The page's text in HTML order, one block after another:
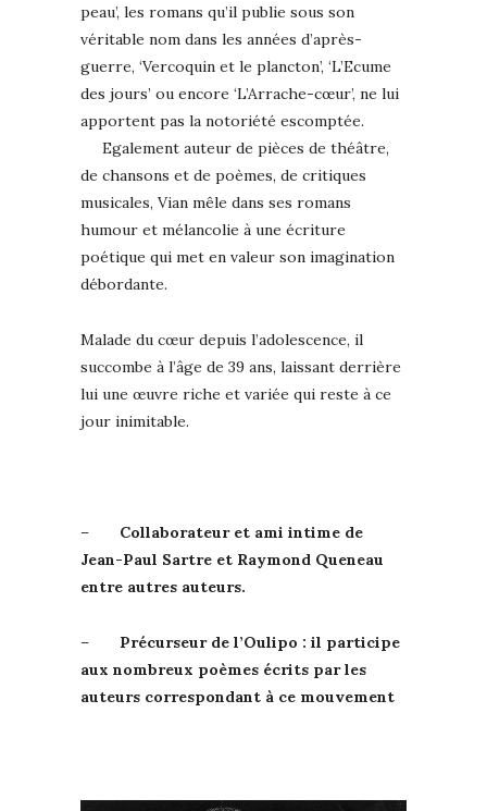
peau’, les romans qu’il publie sous son
véritable nom dans les années d’après-
guerre, ‘Vercoquin et le plancton’, ‘L’Ecume
des jours’ ou encore ‘L’Arrache-cœur’, ne lui
apportent pas la notoriété escomptée.
Egalement auteur de pièces de théâtre,
de chansons et de poèmes, de critiques
musicales, Vian mêle dans ses romans
humour et mélancolie à une écriture
poétique qui met en valeur son imagination
débordante.
Malade du cœur depuis l’adolescence, il
succombe à l’âge de 39 ans, laissant derrière
lui une œuvre riche et variée qui reste à ce
jour inimitable.
– Collaborateur et ami intime de
Jean-Paul Sartre et Raymond Queneau
entre autres auteurs.
– Précurseur de l’Oulipo : il participe
aux nombreux poèmes écrits par les
auteurs correspondant à ce mouvement